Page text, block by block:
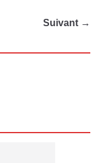
Suivant →